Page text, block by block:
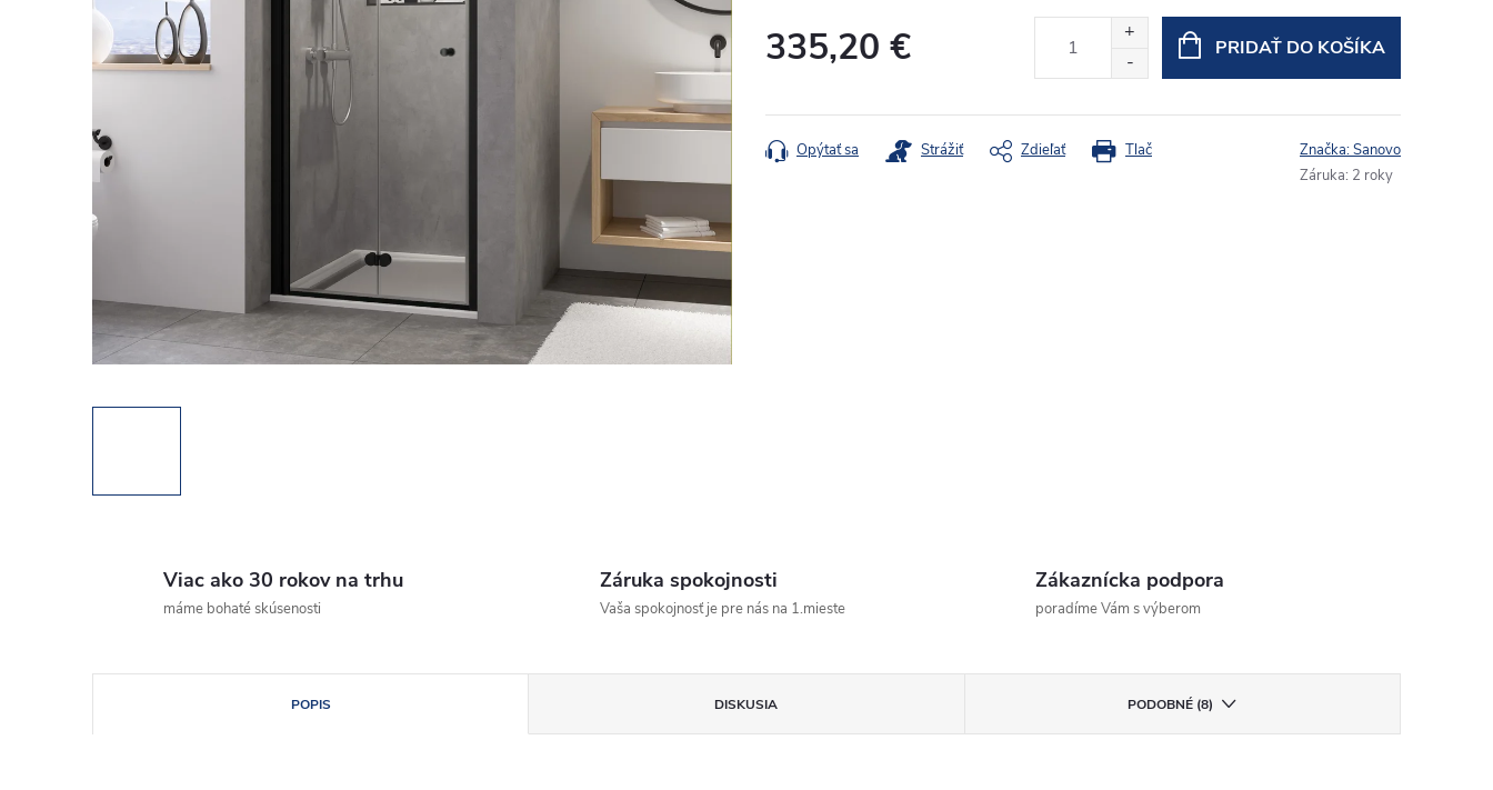
335,20 € PRIDAŤ DO KOŠÍKA
Tlač
Opýtať sa Strážiť Zdieľať Značka:Sanovo
Záruka: 2 roky
Viac ako 30 rokov na trhu
máme bohaté skúsenosti
Záruka spokojnosti
Vaša spokojnosť je pre nás na 1.mieste
Zákaznícka podpora
poradíme Vám s výberom
POPIS DISKUSIA PODOBNÉ (8)